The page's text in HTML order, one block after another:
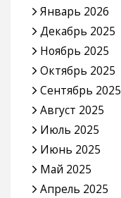
Январь 2026
Декабрь 2025
Ноябрь 2025
Октябрь 2025
Сентябрь 2025
Август 2025
Июль 2025
Июнь 2025
Май 2025
Апрель 2025